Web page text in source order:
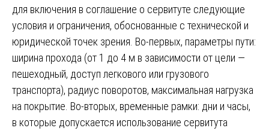
для включения в соглашение о сервитуте следующие
условия и ограничения, обоснованные с технической и
юридической точек зрения. Во-первых, параметры пути:
ширина прохода (от 1 до 4 м в зависимости от цели —
пешеходный, доступ легкового или грузового
транспорта), радиус поворотов, максимальная нагрузка
на покрытие. Во-вторых, временные рамки: дни и часы,
в которые допускается использование сервитута